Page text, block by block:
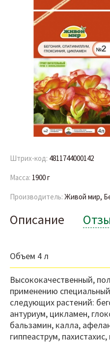
Штрих-код: 4811744000142
Масса: 1900 г
Производитель: Живой мир,
Описание
Объем 4 л
Высококачественный,
применению
следующих растений:
антуриум, цикламен,
бальзамин, калла,
гиппеаструм,